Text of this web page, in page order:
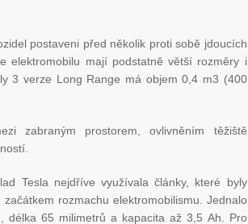
postaveni před několik proti sobě jdoucích
elektromobilu mají podstatně větší rozměry i
3 verze Long Range má objem 0,4 m3 (400
zabraným prostorem, ovlivněním těžiště
Tesla nejdříve využívala články, které byly
rozmachu elektromobilismu. Jednalo
65 milimetrů a kapacita až 3,5 Ah. Pro